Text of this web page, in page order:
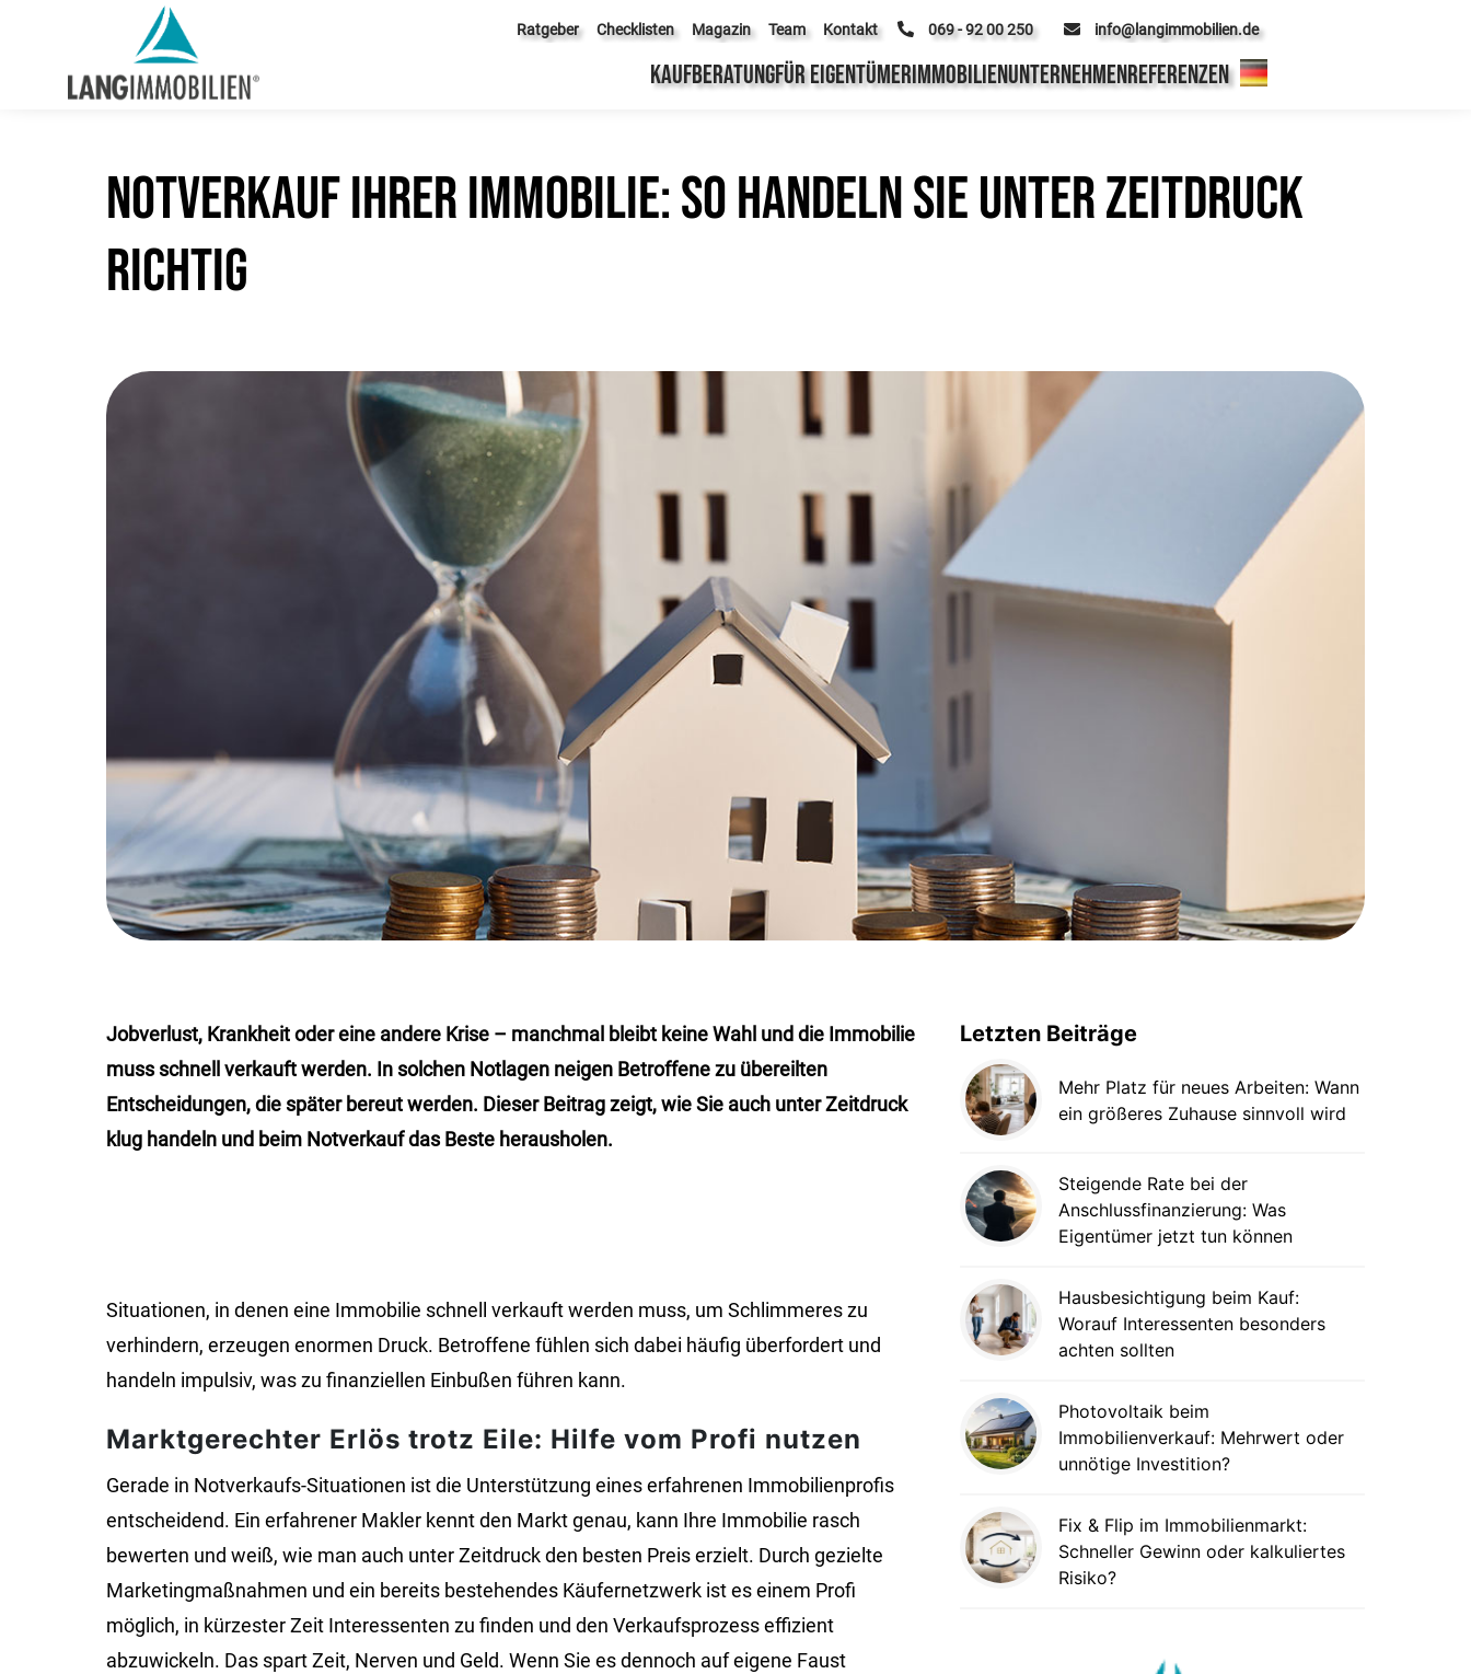
Ratgeber Checklisten Magazin Team Kontakt 069 - 92 00 250 info@langimmobilien.de
KAUFBERATUNGFÜR EIGENTÜMERIMMOBILIENUNTERNEHMENREFERENZEN
Notverkauf Ihrer Immobilie: So handeln Sie unter Zeitdruck
RICHTIG
Jobverlust, Krankheit oder eine andere Krise – manchmal bleibt keine Wahl und die Immobilie
muss schnell verkauft werden. In solchen Notlagen neigen Betroffene zu übereilten
Entscheidungen, die später bereut werden. Dieser Beitrag zeigt, wie Sie auch unter Zeitdruck
klug handeln und beim Notverkauf das Beste herausholen.
Situationen, in denen eine Immobilie schnell verkauft werden muss, um Schlimmeres zu
verhindern, erzeugen enormen Druck. Betroffene fühlen sich dabei häufig überfordert und
handeln impulsiv, was zu finanziellen Einbußen führen kann.
Marktgerechter Erlös trotz Eile: Hilfe vom Profi nutzen
Gerade in Notverkaufs-Situationen ist die Unterstützung eines erfahrenen Immobilienprofis
entscheidend. Ein erfahrener Makler kennt den Markt genau, kann Ihre Immobilie rasch
bewerten und weiß, wie man auch unter Zeitdruck den besten Preis erzielt. Durch gezielte
Marketingmaßnahmen und ein bereits bestehendes Käufernetzwerk ist es einem Profi
möglich, in kürzester Zeit Interessenten zu finden und den Verkaufsprozess effizient
abzuwickeln. Das spart Zeit, Nerven und Geld. Wenn Sie es dennoch auf eigene Faust
Letzten Beiträge
Mehr Platz für neues Arbeiten: Wann
ein größeres Zuhause sinnvoll wird
Steigende Rate bei der
Anschlussfinanzierung: Was
Eigentümer jetzt tun können
Hausbesichtigung beim Kauf:
Worauf Interessenten besonders
achten sollten
Photovoltaik beim
Immobilienverkauf: Mehrwert oder
unnötige Investition?
Fix & Flip im Immobilienmarkt:
Schneller Gewinn oder kalkuliertes
Risiko?